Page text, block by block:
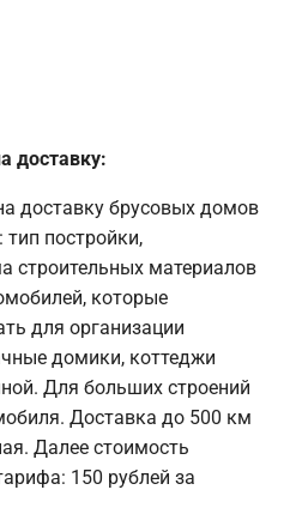
доставку:
доставку брусовых домов
постройки,
строительных материалов
которые
для организации
домики, коттеджи
Для больших строений
Доставка до 500 км
Далее стоимость
150 рублей за